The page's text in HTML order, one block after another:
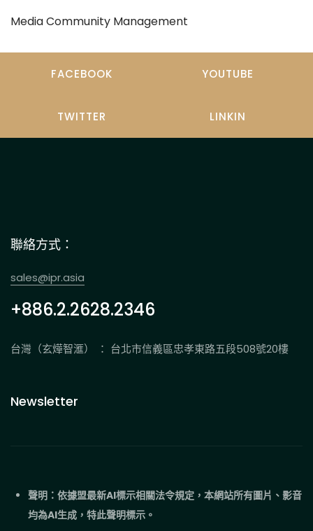
Media Community Management
FACEBOOK YOUTUBE
TWITTER LINKIN
聯絡方式：
sales@ipr.asia
+886.2.2628.2346
台灣（玄燁智滙） ： 台北市信義區忠孝東路五段508號20樓
Newsletter
聲明：依據盟最新AI標示相關法令規定，本網站所有圖片、影音
均為AI生成，特此聲明標示。